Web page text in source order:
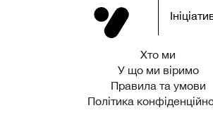
Хто ми
У що ми віримо
Правила та умови
Політика